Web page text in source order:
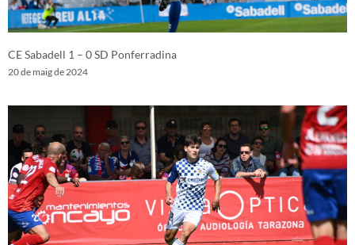
CE Sabadell 1 – 0 SD Ponferradina
20 de maig de 2024